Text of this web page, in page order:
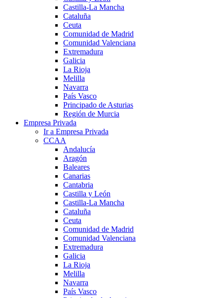
Castilla-La Mancha
Cataluña
Ceuta
Comunidad de Madrid
Comunidad Valenciana
Extremadura
Galicia
La Rioja
Melilla
Navarra
País Vasco
Principado de Asturias
Región de Murcia
Empresa Privada
Ir a Empresa Privada
CCAA
Andalucía
Aragón
Baleares
Canarias
Cantabria
Castilla y León
Castilla-La Mancha
Cataluña
Ceuta
Comunidad de Madrid
Comunidad Valenciana
Extremadura
Galicia
La Rioja
Melilla
Navarra
País Vasco